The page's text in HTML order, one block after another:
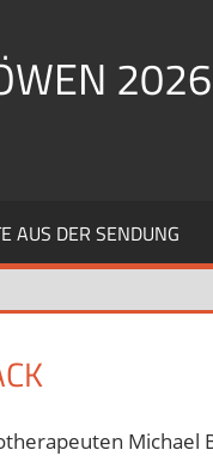
2026
AUS DER SENDUNG
Michael